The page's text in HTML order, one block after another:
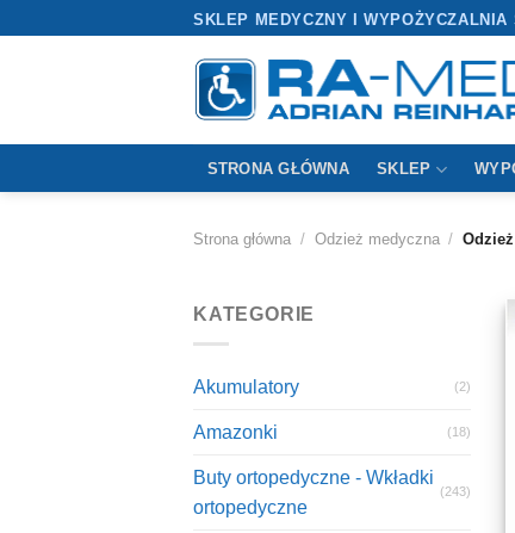
SKLEP MEDYCZNY I
STRONA GŁÓWNA SKLEP
Strona główna / Odzież medyczna /
KATEGORIE
Akumulatory (2)
Amazonki (18)
Buty ortopedyczne - Wkładki
ortopedyczne
(243)